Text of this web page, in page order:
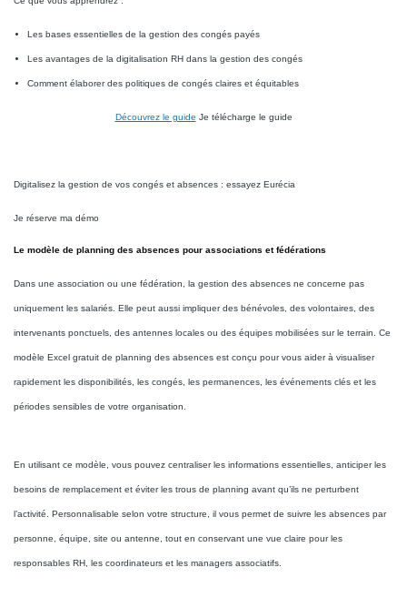
Les bases essentielles de la gestion des congés payés
Les avantages de la digitalisation RH dans la gestion des congés
Comment élaborer des politiques de congés claires et équitables
Découvrez le guide Je télécharge le guide
Digitalisez la gestion de vos congés et absences : essayez Eurécia
Je réserve ma démo
Le modèle de planning des absences pour associations et fédérations
Dans une association ou une fédération, la gestion des absences ne concerne pas
uniquement les salariés. Elle peut aussi impliquer des bénévoles, des volontaires, des
intervenants ponctuels, des antennes locales ou des équipes mobilisées sur le terrain. Ce
modèle Excel gratuit de planning des absences est conçu pour vous aider à visualiser
rapidement les disponibilités, les congés, les permanences, les événements clés et les
périodes sensibles de votre organisation.
En utilisant ce modèle, vous pouvez centraliser les informations essentielles, anticiper les
besoins de remplacement et éviter les trous de planning avant qu’ils ne perturbent
l’activité. Personnalisable selon votre structure, il vous permet de suivre les absences par
personne, équipe, site ou antenne, tout en conservant une vue claire pour les
responsables RH, les coordinateurs et les managers associatifs.